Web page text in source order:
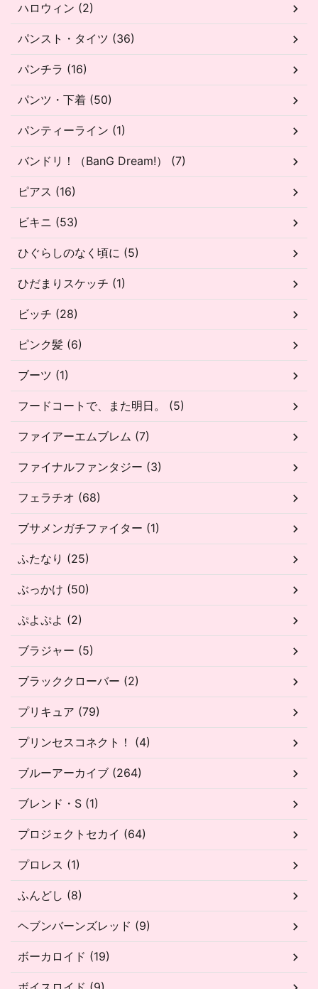
ハロウィン (2)
パンスト・タイツ (36)
パンチラ (16)
パンツ・下着 (50)
パンティーライン (1)
バンドリ！（BanG Dream!） (7)
ピアス (16)
ビキニ (53)
ひぐらしのなく頃に (5)
ひだまりスケッチ (1)
ビッチ (28)
ピンク髪 (6)
ブーツ (1)
フードコートで、また明日。 (5)
ファイアーエムブレム (7)
ファイナルファンタジー (3)
フェラチオ (68)
ブサメンガチファイター (1)
ふたなり (25)
ぶっかけ (50)
ぷよぷよ (2)
ブラジャー (5)
ブラッククローバー (2)
プリキュア (79)
プリンセスコネクト！ (4)
ブルーアーカイブ (264)
ブレンド・S (1)
プロジェクトセカイ (64)
プロレス (1)
ふんどし (8)
ヘブンバーンズレッド (9)
ボーカロイド (19)